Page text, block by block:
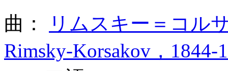
曲：
リムスキー＝コル
Rimsky-Korsakov，1844-